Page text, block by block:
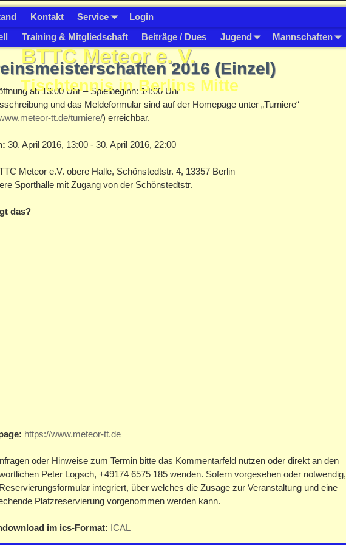
Kontakt Service Login
BTTC Meteor e. V.
Tischtennis in Berlins Mitte
Training & Mitgliedschaft Beiträge / Dues Jugend Mannschaften
2016 (Einzel)
ab 13:00 Uhr – Spielbeginn: 14:00 Uhr
und das Meldeformular sind auf der Homepage unter „Turniere“
tt.de/turniere/) erreichbar.
30. April 2016, 13:00 - 30. April 2016, 22:00
Meteor e.V. obere Halle, Schönstedtstr. 4, 13357 Berlin
das?
https://www.meteor-tt.de
oder Hinweise zum Termin bitte das Kommentarfeld nutzen oder direkt an den
Peter Logsch, +49174 6575 185 wenden. Sofern vorgesehen oder notwendig,
integriert, über welches die Zusage zur Veranstaltung und eine
Platzreservierung vorgenommen werden kann.
im ics-Format: ICAL